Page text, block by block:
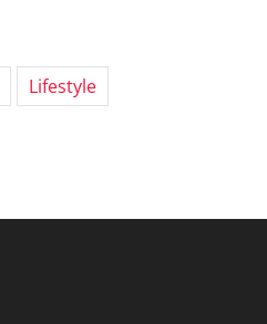
Lifestyle